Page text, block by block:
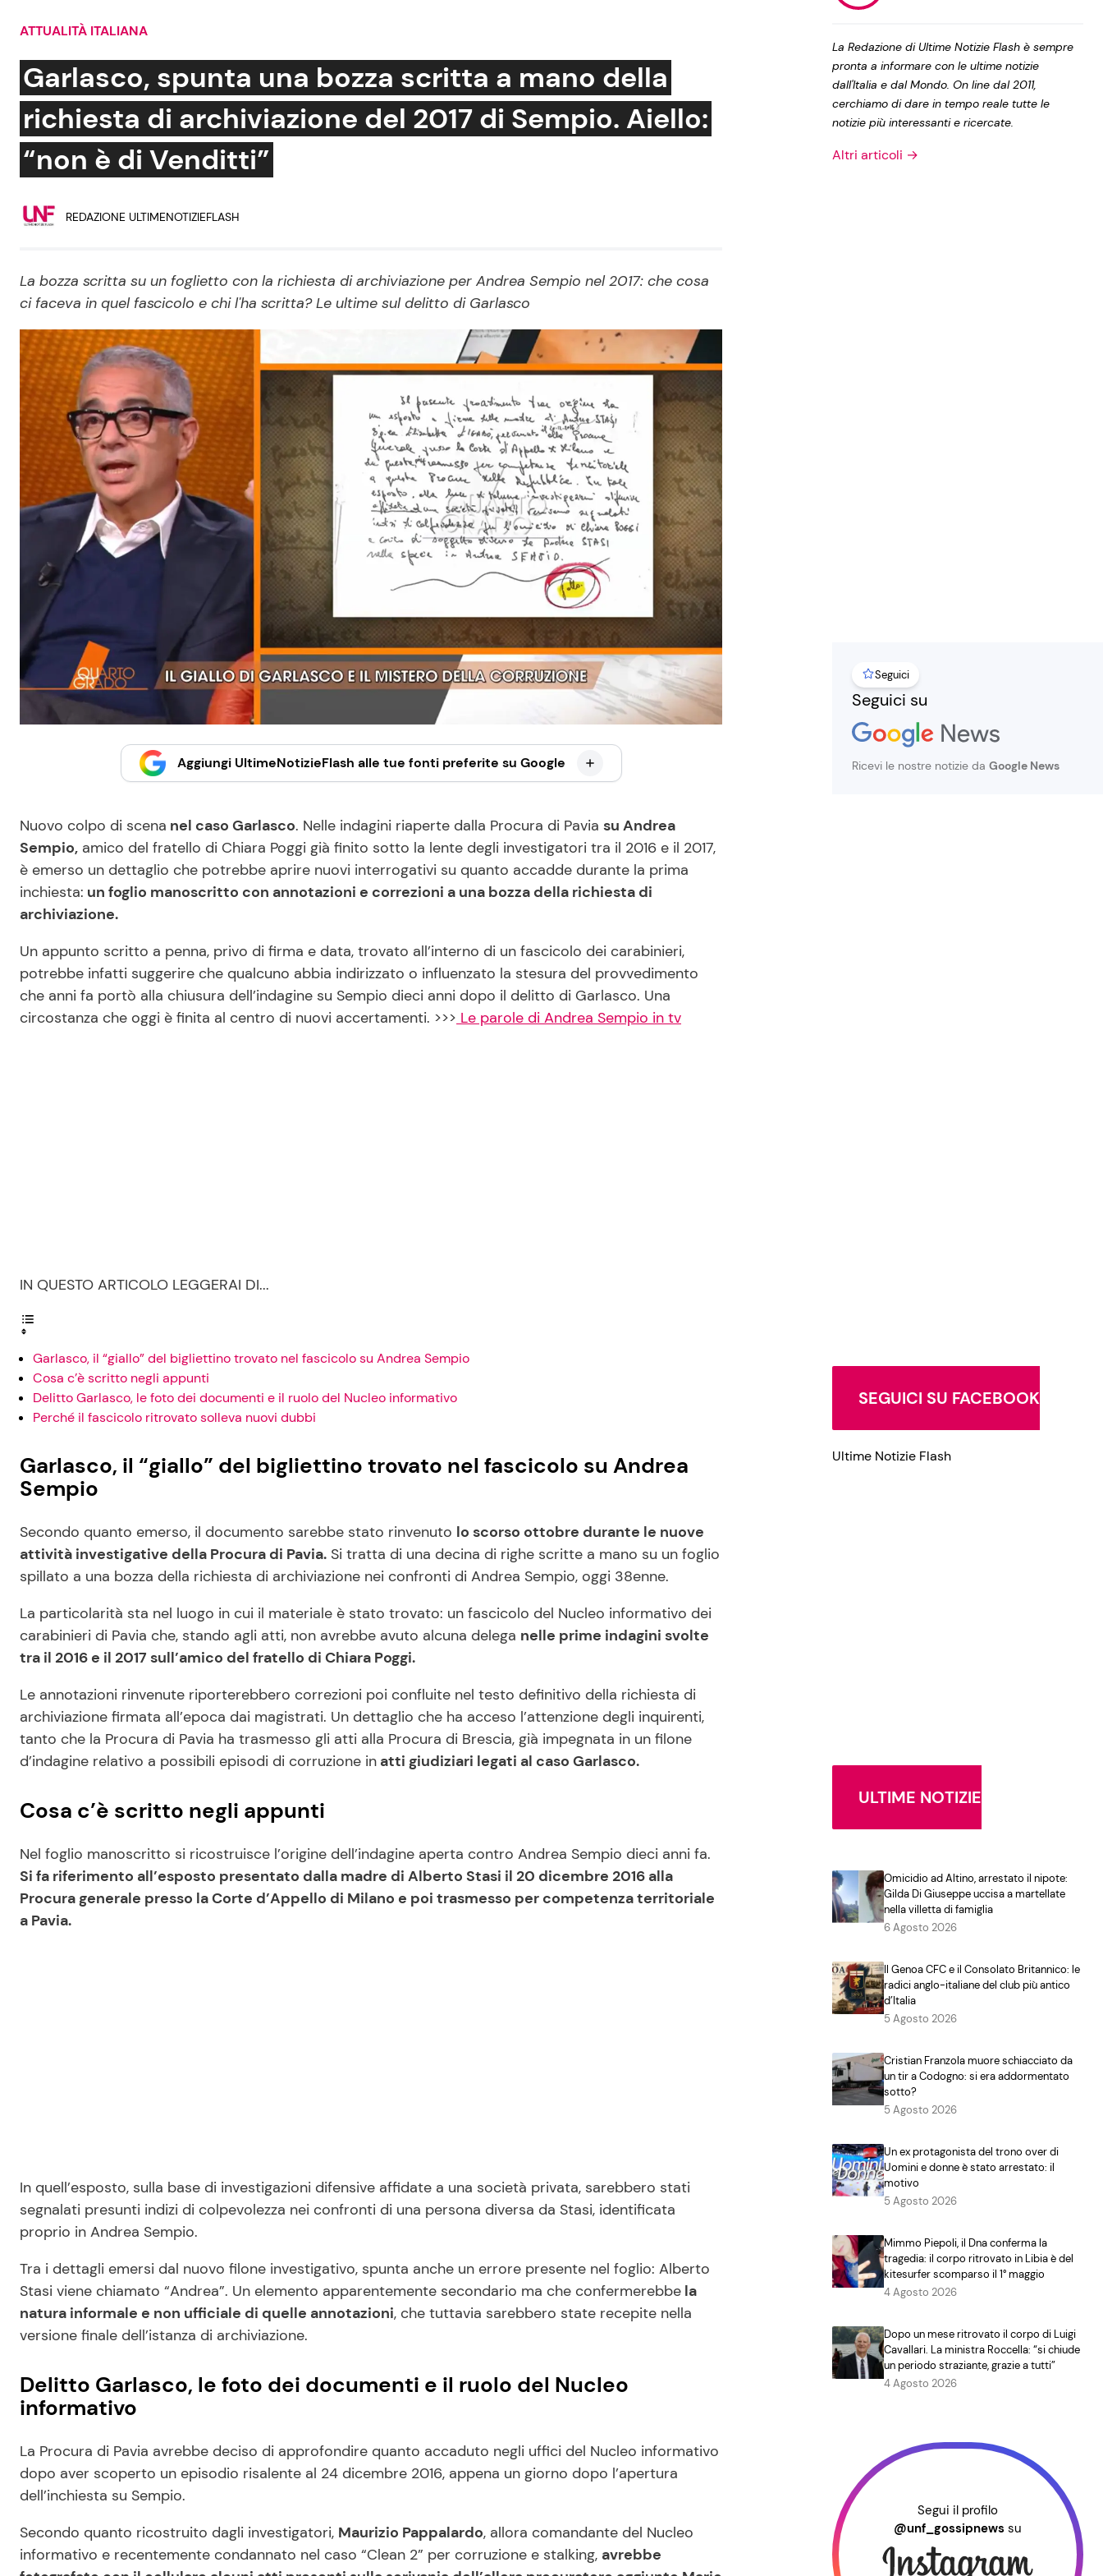
Social News
News dal mondo
Benessere
Casa
Salute
Viaggi e Turismo
Cucina e Ricette
Ricette Facili e Veloci
Ricette Feste
Ricette per Bambini
Privacy Policy
ATTUALITÀ ITALIANA
Garlasco, spunta una bozza scritta a mano della
richiesta di archiviazione del 2017 di Sempio. Aiello:
“non è di Venditti”
REDAZIONE ULTIMENOTIZIEFLASH
La bozza scritta su un foglietto con la richiesta di archiviazione per Andrea Sempio nel 2017: che cosa
ci faceva in quel fascicolo e chi l'ha scritta? Le ultime sul delitto di Garlasco
Aggiungi UltimeNotizieFlash alle tue fonti preferite su Google
Nuovo colpo di scena nel caso Garlasco. Nelle indagini riaperte dalla Procura di Pavia su Andrea
Sempio, amico del fratello di Chiara Poggi già finito sotto la lente degli investigatori tra il 2016 e il 2017,
è emerso un dettaglio che potrebbe aprire nuovi interrogativi su quanto accadde durante la prima
inchiesta: un foglio manoscritto con annotazioni e correzioni a una bozza della richiesta di
archiviazione.
Un appunto scritto a penna, privo di firma e data, trovato all’interno di un fascicolo dei carabinieri,
potrebbe infatti suggerire che qualcuno abbia indirizzato o influenzato la stesura del provvedimento
che anni fa portò alla chiusura dell’indagine su Sempio dieci anni dopo il delitto di Garlasco. Una
circostanza che oggi è finita al centro di nuovi accertamenti. >>> Le parole di Andrea Sempio in tv
IN QUESTO ARTICOLO LEGGERAI DI...
Garlasco, il “giallo” del bigliettino trovato nel fascicolo su Andrea Sempio
Cosa c’è scritto negli appunti
Delitto Garlasco, le foto dei documenti e il ruolo del Nucleo informativo
Perché il fascicolo ritrovato solleva nuovi dubbi
Garlasco, il “giallo” del bigliettino trovato nel fascicolo su Andrea
Sempio
Secondo quanto emerso, il documento sarebbe stato rinvenuto lo scorso ottobre durante le nuove
attività investigative della Procura di Pavia. Si tratta di una decina di righe scritte a mano su un foglio
spillato a una bozza della richiesta di archiviazione nei confronti di Andrea Sempio, oggi 38enne.
La particolarità sta nel luogo in cui il materiale è stato trovato: un fascicolo del Nucleo informativo dei
carabinieri di Pavia che, stando agli atti, non avrebbe avuto alcuna delega nelle prime indagini svolte
tra il 2016 e il 2017 sull’amico del fratello di Chiara Poggi.
Le annotazioni rinvenute riporterebbero correzioni poi confluite nel testo definitivo della richiesta di
archiviazione firmata all’epoca dai magistrati. Un dettaglio che ha acceso l’attenzione degli inquirenti,
tanto che la Procura di Pavia ha trasmesso gli atti alla Procura di Brescia, già impegnata in un filone
d’indagine relativo a possibili episodi di corruzione in atti giudiziari legati al caso Garlasco.
Cosa c’è scritto negli appunti
Nel foglio manoscritto si ricostruisce l’origine dell’indagine aperta contro Andrea Sempio dieci anni fa.
Si fa riferimento all’esposto presentato dalla madre di Alberto Stasi il 20 dicembre 2016 alla
Procura generale presso la Corte d’Appello di Milano e poi trasmesso per competenza territoriale
a Pavia.
In quell’esposto, sulla base di investigazioni difensive affidate a una società privata, sarebbero stati
segnalati presunti indizi di colpevolezza nei confronti di una persona diversa da Stasi, identificata
proprio in Andrea Sempio.
Tra i dettagli emersi dal nuovo filone investigativo, spunta anche un errore presente nel foglio: Alberto
Stasi viene chiamato “Andrea”. Un elemento apparentemente secondario ma che confermerebbe la
natura informale e non ufficiale di quelle annotazioni, che tuttavia sarebbero state recepite nella
versione finale dell’istanza di archiviazione.
Delitto Garlasco, le foto dei documenti e il ruolo del Nucleo
informativo
La Procura di Pavia avrebbe deciso di approfondire quanto accaduto negli uffici del Nucleo informativo
dopo aver scoperto un episodio risalente al 24 dicembre 2016, appena un giorno dopo l’apertura
dell’inchiesta su Sempio.
Secondo quanto ricostruito dagli investigatori, Maurizio Pappalardo, allora comandante del Nucleo
informativo e recentemente condannato nel caso “Clean 2” per corruzione e stalking, avrebbe
La Redazione di Ultime Notizie Flash è sempre
pronta a informare con le ultime notizie
dall'Italia e dal Mondo. On line dal 2011,
cerchiamo di dare in tempo reale tutte le
notizie più interessanti e ricercate.
Altri articoli →
Seguici
Seguici su
Ricevi le nostre notizie da Google News
SEGUICI SU FACEBOOK
Ultime Notizie Flash
ULTIME NOTIZIE
Omicidio ad Altino, arrestato il nipote:
Gilda Di Giuseppe uccisa a martellate
nella villetta di famiglia
6 Agosto 2026
Il Genoa CFC e il Consolato Britannico: le
radici anglo-italiane del club più antico
d’Italia
5 Agosto 2026
Cristian Franzola muore schiacciato da
un tir a Codogno: si era addormentato
sotto?
5 Agosto 2026
Un ex protagonista del trono over di
Uomini e donne è stato arrestato: il
motivo
5 Agosto 2026
Mimmo Piepoli, il Dna conferma la
tragedia: il corpo ritrovato in Libia è del
kitesurfer scomparso il 1° maggio
4 Agosto 2026
Dopo un mese ritrovato il corpo di Luigi
Cavallari. La ministra Roccella: “si chiude
un periodo straziante, grazie a tutti”
4 Agosto 2026
Segui il profilo
@unf_gossipnews su